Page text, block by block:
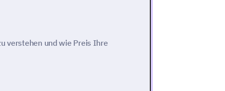
verstehen und wie Preis Ihre